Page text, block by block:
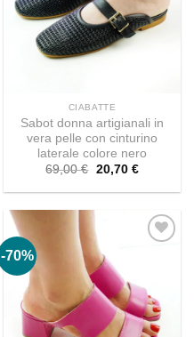
CIABATTE
Sabot donna artigianali in
vera pelle con cinturino
laterale colore nero
69,00€ Il
originale
20,70 €Il
attuale
20,70 €.
-70%